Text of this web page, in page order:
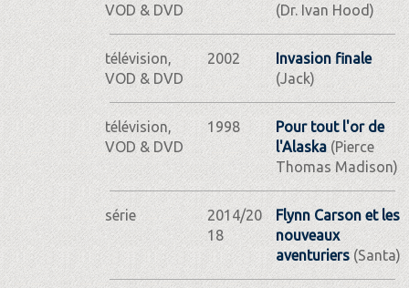
VOD & DVD
(Dr. Ivan Hood)
télévision,
VOD & DVD
2002
Invasion finale
(Jack)
télévision,
VOD & DVD
1998
Pour tout l'or de
l'Alaska(Pierce
Thomas Madison)
série
2014/20
18
Flynn Carson et les
nouveaux
aventuriers(Santa)